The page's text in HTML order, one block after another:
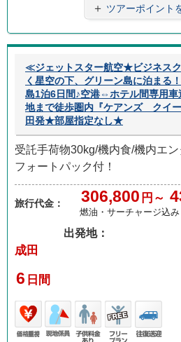
＋ ツアーポイント
≪ジェットスター航空★ビジネス
く星空の下、グリーン島に泊まる
島1泊6日間♪空港⇔ホテル間専用車
地まで徒歩圏内『ケアンズ クイ
田発★部屋指定なし★
受託手荷物30kg/機内食/機内エ
フォートパック付！
旅行代金： 306,800 円～
燃油・サーチャージ込み
出発地：
成田
6 日間